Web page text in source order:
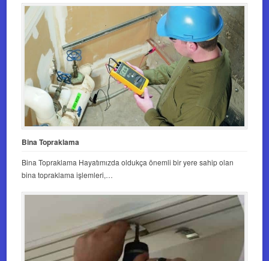
Bina Topraklama
Bina Topraklama Hayatımızda oldukça önemli bir yere sahip olan
bina topraklama işlemleri,…